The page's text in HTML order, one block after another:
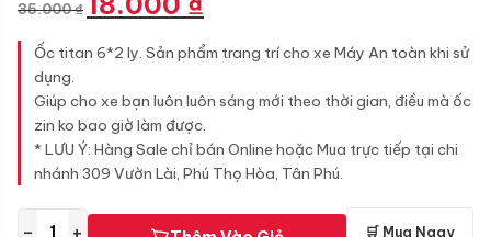
35.000₫
gốc
là:
hiện
tại
18.000 ₫.
Ốc titan 6*2 ly. Sản phẩm trang trí cho xe Máy An toàn khi sử
dụng.
Giúp cho xe bạn luôn luôn sáng mới theo thời gian, điều mà ốc
zin ko bao giờ làm được.
* LƯU Ý: Hàng Sale chỉ bán Online hoặc Mua trực tiếp tại chi
nhánh 309 Vườn Lài, Phú Thọ Hòa, Tân Phú.
− + 🛒 Mua Ngay